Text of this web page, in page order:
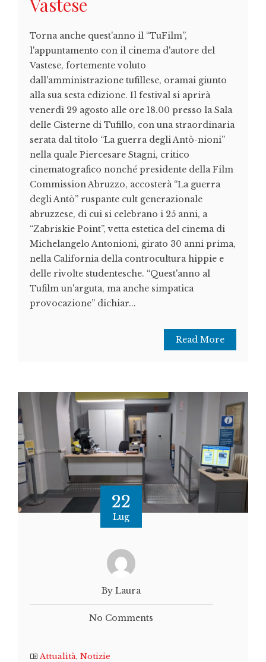
Torna anche quest'anno il “TuFilm”,
l'appuntamento con il cinema d'autore del
Vastese, fortemente voluto
dall'amministrazione tufillese, oramai giunto
alla sua sesta edizione. Il festival si aprirà
venerdì 29 agosto alle ore 18.00 presso la Sala
delle Cisterne di Tufillo, con una straordinaria
serata dal titolo “La guerra degli Antò-nioni”
nella quale Piercesare Stagni, critico
cinematografico nonché presidente della Film
Commission Abruzzo, accosterà “La guerra
degli Antò” ruspante cult generazionale
abruzzese, di cui si celebrano i 25 anni, a
“Zabriskie Point”, vetta estetica del cinema di
Michelangelo Antonioni, girato 30 anni prima,
nella California della controcultura hippie e
delle rivolte studentesche. “Quest'anno al
Tufilm un'arguta, ma anche simpatica
provocazione” dichiar...
Read More
22
Lug
By Laura
No Comments
Attualità, Notizie